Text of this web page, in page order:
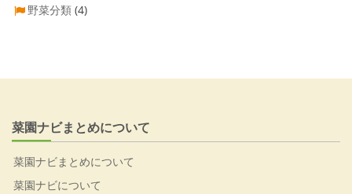
野菜分類 (4)
菜園ナビまとめについて
菜園ナビまとめについて
菜園ナビについて